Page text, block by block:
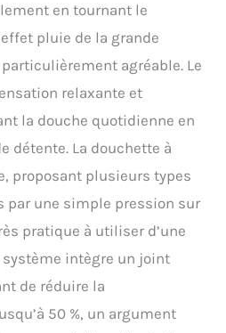
en tournant le
pluie de la grande
agréable. Le
relaxante et
la douche quotidienne en
détente. La douchette à
proposant plusieurs types
par une simple pression sur
pratique à utiliser d’une
système intègre un joint
de réduire la
50 %, un argument